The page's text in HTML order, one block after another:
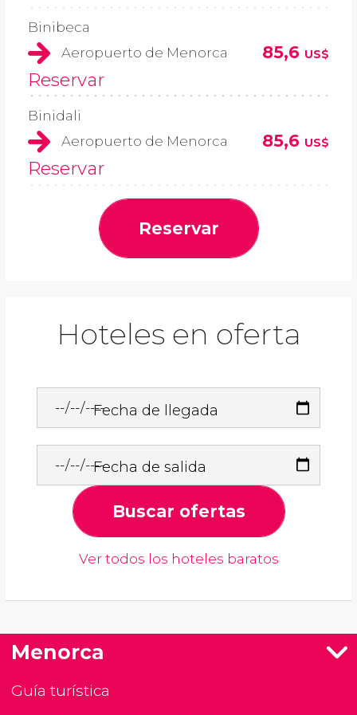
Binibeca
Aeropuerto de Menorca
85,6 US$
Reservar
Binidali
Aeropuerto de Menorca
85,6 US$
Reservar
Reservar
Hoteles en oferta
Fecha de llegada
Fecha de salida
Buscar ofertas
Ver todos los hoteles baratos
Menorca
Guía turística